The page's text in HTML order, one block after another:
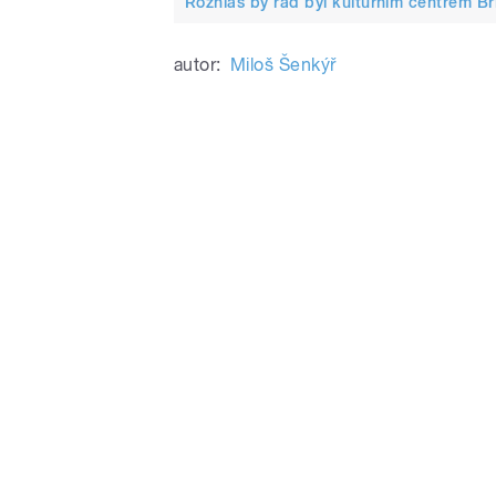
autor: Miloš Šenkýř